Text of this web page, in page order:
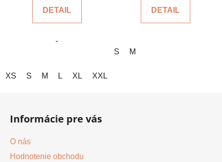
z
hviezdičiek.
DETAIL
-
XS S M L XL XXL
DETAIL
S M
Informácie pre vás
O nás
Hodnotenie obchodu